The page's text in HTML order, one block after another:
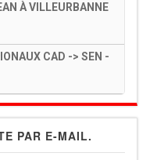
À VILLEURBANNE
CAD -> SEN -
PAR E-MAIL.